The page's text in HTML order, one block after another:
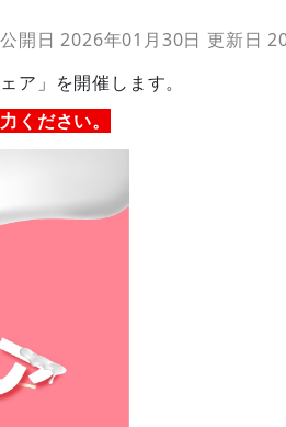
公開日 2026年01月30日 更新日
ア」を開催します。
ください。